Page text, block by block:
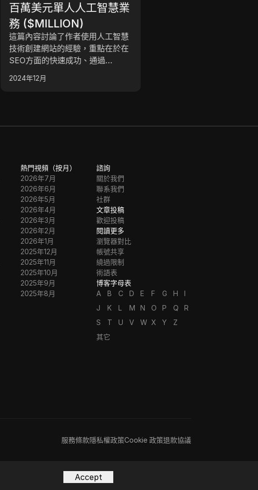
百萬美元單人人工智慧業
務 ($MILLION)
這篇內容討論了作者使用人工智慧
技術創建網站的經驗，重點在於在
SEO方面的快速成功、通過
程中面臨的挑戰。 作者強調了人工
2024年12月
熱門視頻（按月）
2026年7月
2026年6月
2026年5月
2026年4月
2026年3月
2026年2月
2026年1月
2025年12月
2025年11月
2025年10月
2025年9月
2025年8月
諮詢
關於我們
聯系我們
社群
文章投稿
歡迎投稿
閱讀更多
瀏覽器對比
帳號共享
繞過限制
術語表
博客字母表
A
B C D E F G H
I
J
K L M N O P Q
R
S
T U V W X Y
Z
其它
服務條款隱私權政策Cookie 政策退款協議
Accept